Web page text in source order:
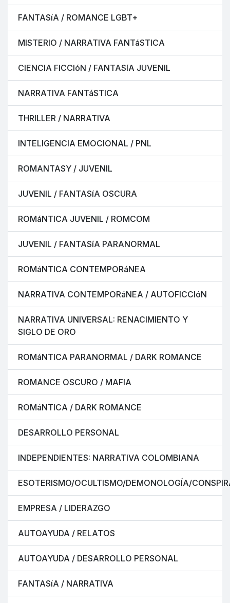
FANTASíA / ROMANCE LGBT+
MISTERIO / NARRATIVA FANTáSTICA
CIENCIA FICCIóN / FANTASíA JUVENIL
NARRATIVA FANTáSTICA
THRILLER / NARRATIVA
INTELIGENCIA EMOCIONAL / PNL
ROMANTASY / JUVENIL
JUVENIL / FANTASíA OSCURA
ROMáNTICA JUVENIL / ROMCOM
JUVENIL / FANTASíA PARANORMAL
ROMáNTICA CONTEMPORáNEA
NARRATIVA CONTEMPORáNEA / AUTOFICCIóN
NARRATIVA UNIVERSAL: RENACIMIENTO Y
SIGLO DE ORO
ROMáNTICA PARANORMAL / DARK ROMANCE
ROMANCE OSCURO / MAFIA
ROMáNTICA / DARK ROMANCE
DESARROLLO PERSONAL
INDEPENDIENTES: NARRATIVA COLOMBIANA
ESOTERISMO/OCULTISMO/DEMONOLOGÍA/
EMPRESA / LIDERAZGO
AUTOAYUDA / RELATOS
AUTOAYUDA / DESARROLLO PERSONAL
FANTASíA / NARRATIVA